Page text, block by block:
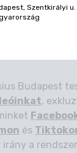
Szentkirályi u.
Budapest
,
és
irány a